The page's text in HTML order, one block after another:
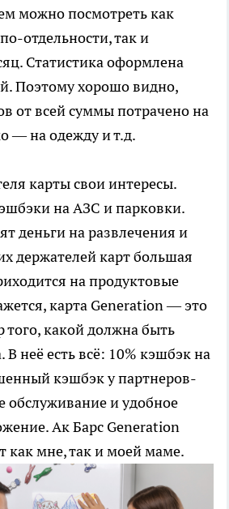
можно посмотреть как
отдельности, так и
Статистика оформлена
Поэтому хорошо видно,
от всей суммы потрачено на
— на одежду и т.д.
карты свои интересы.
на АЗС и парковки.
деньги на развлечения и
держателей карт большая
на продуктовые
карта Generation — это
какой должна быть
В неё есть всё: 10% кэшбэк на
кэшбэк у партнеров-
обслуживание и удобное
Ак Барс Generation
как мне, так и моей маме.